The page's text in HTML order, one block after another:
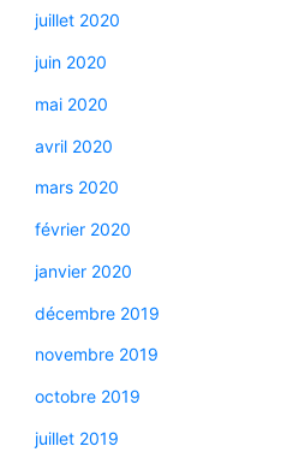
juillet 2020
juin 2020
mai 2020
avril 2020
mars 2020
février 2020
janvier 2020
décembre 2019
novembre 2019
octobre 2019
juillet 2019